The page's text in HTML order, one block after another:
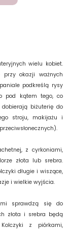
do ostatniej
wielu kobiet.
okazji ważnych
podkreślą rysy
pod kątem tego, co
biżuterię do
stroju, makijażu i
z cyrkoniami,
złota lub srebra.
długie i wiszące,
i wielkie wyjścia.
sprawdzą się do
złota i srebra będą
z piórkami,